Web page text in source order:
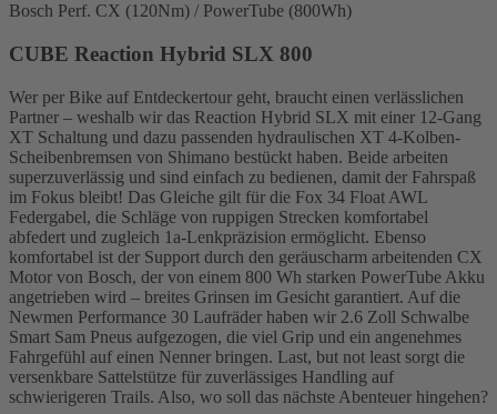
Bosch Perf. CX (120Nm) / PowerTube (800Wh)
CUBE Reaction Hybrid SLX 800
Wer per Bike auf Entdeckertour geht, braucht einen verlässlichen
Partner – weshalb wir das Reaction Hybrid SLX mit einer 12-Gang
XT Schaltung und dazu passenden hydraulischen XT 4-Kolben-
Scheibenbremsen von Shimano bestückt haben. Beide arbeiten
superzuverlässig und sind einfach zu bedienen, damit der Fahrspaß
im Fokus bleibt! Das Gleiche gilt für die Fox 34 Float AWL
Federgabel, die Schläge von ruppigen Strecken komfortabel
abfedert und zugleich 1a-Lenkpräzision ermöglicht. Ebenso
komfortabel ist der Support durch den geräuscharm arbeitenden CX
Motor von Bosch, der von einem 800 Wh starken PowerTube Akku
angetrieben wird – breites Grinsen im Gesicht garantiert. Auf die
Newmen Performance 30 Laufräder haben wir 2.6 Zoll Schwalbe
Smart Sam Pneus aufgezogen, die viel Grip und ein angenehmes
Fahrgefühl auf einen Nenner bringen. Last, but not least sorgt die
versenkbare Sattelstütze für zuverlässiges Handling auf
schwierigeren Trails. Also, wo soll das nächste Abenteuer hingehen?